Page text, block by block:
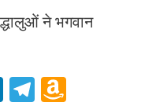
ने भगवान
LinkedIn
Telegram